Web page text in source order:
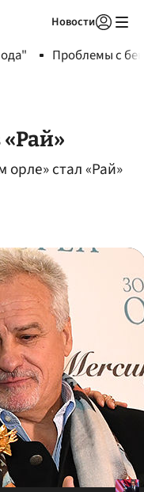
Новости
Проблемы с
стал «Рай»